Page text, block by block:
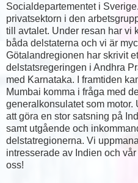
Socialdepartementet i
privatsektorn i den
till avtalet. Under resan har vi
båda delstaterna och vi är
Götalandregionen har skrivit
delstatsregeringen i Andhra
med Karnataka. I framtiden
Mumbai komma i fråga med
generalkonsulatet som
att göra en stor satsning på
samt utgående och
delstatregionerna. Vi
intresserade av Indien och
oss!